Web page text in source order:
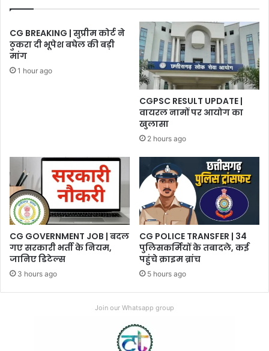
CG BREAKING | सुप्रीम कोर्ट ने
ठुकरा दी भूपेश बघेल की बड़ी
मांग
1 hour ago
CGPSC RESULT UPDATE |
वायरल नामों पर आयोग का
खुलासा
2 hours ago
CG GOVERNMENT JOB | बदल
गए सरकारी भर्ती के नियम,
जानिए डिटेल्स
3 hours ago
CG POLICE TRANSFER | 34
पुलिसकर्मियों के तबादले, कई
पहुंचे क्राइम ब्रांच
5 hours ago
Join our Whatsapp group